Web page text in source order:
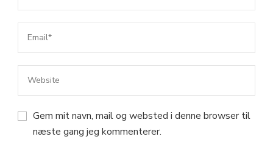
Gem mit navn, mail og websted i denne browser til
næste gang jeg kommenterer.